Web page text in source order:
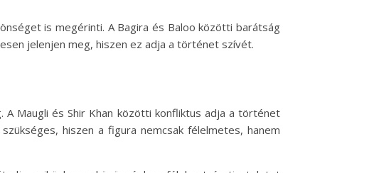
is megérinti. A Bagira és Baloo közötti barátság
jelenjen meg, hiszen ez adja a történet szívét.
Maugli és Shir Khan közötti konfliktus adja a történet
hiszen a figura nemcsak félelmetes, hanem